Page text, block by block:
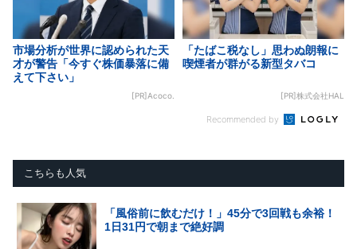
市場分析が世界に認められた天
才が警告「今すぐ株価暴落に備
えて下さい」
[PR]Acoco.
「たばこ税なし」思わぬ朗報に
喫煙者が群がる新型タバコ
[PR]株式会社HAL
Recommended by
こちらも人気
「風俗前に飲むだけ！」45分で3回戦も余裕！
1日31円で朝まで絶好調